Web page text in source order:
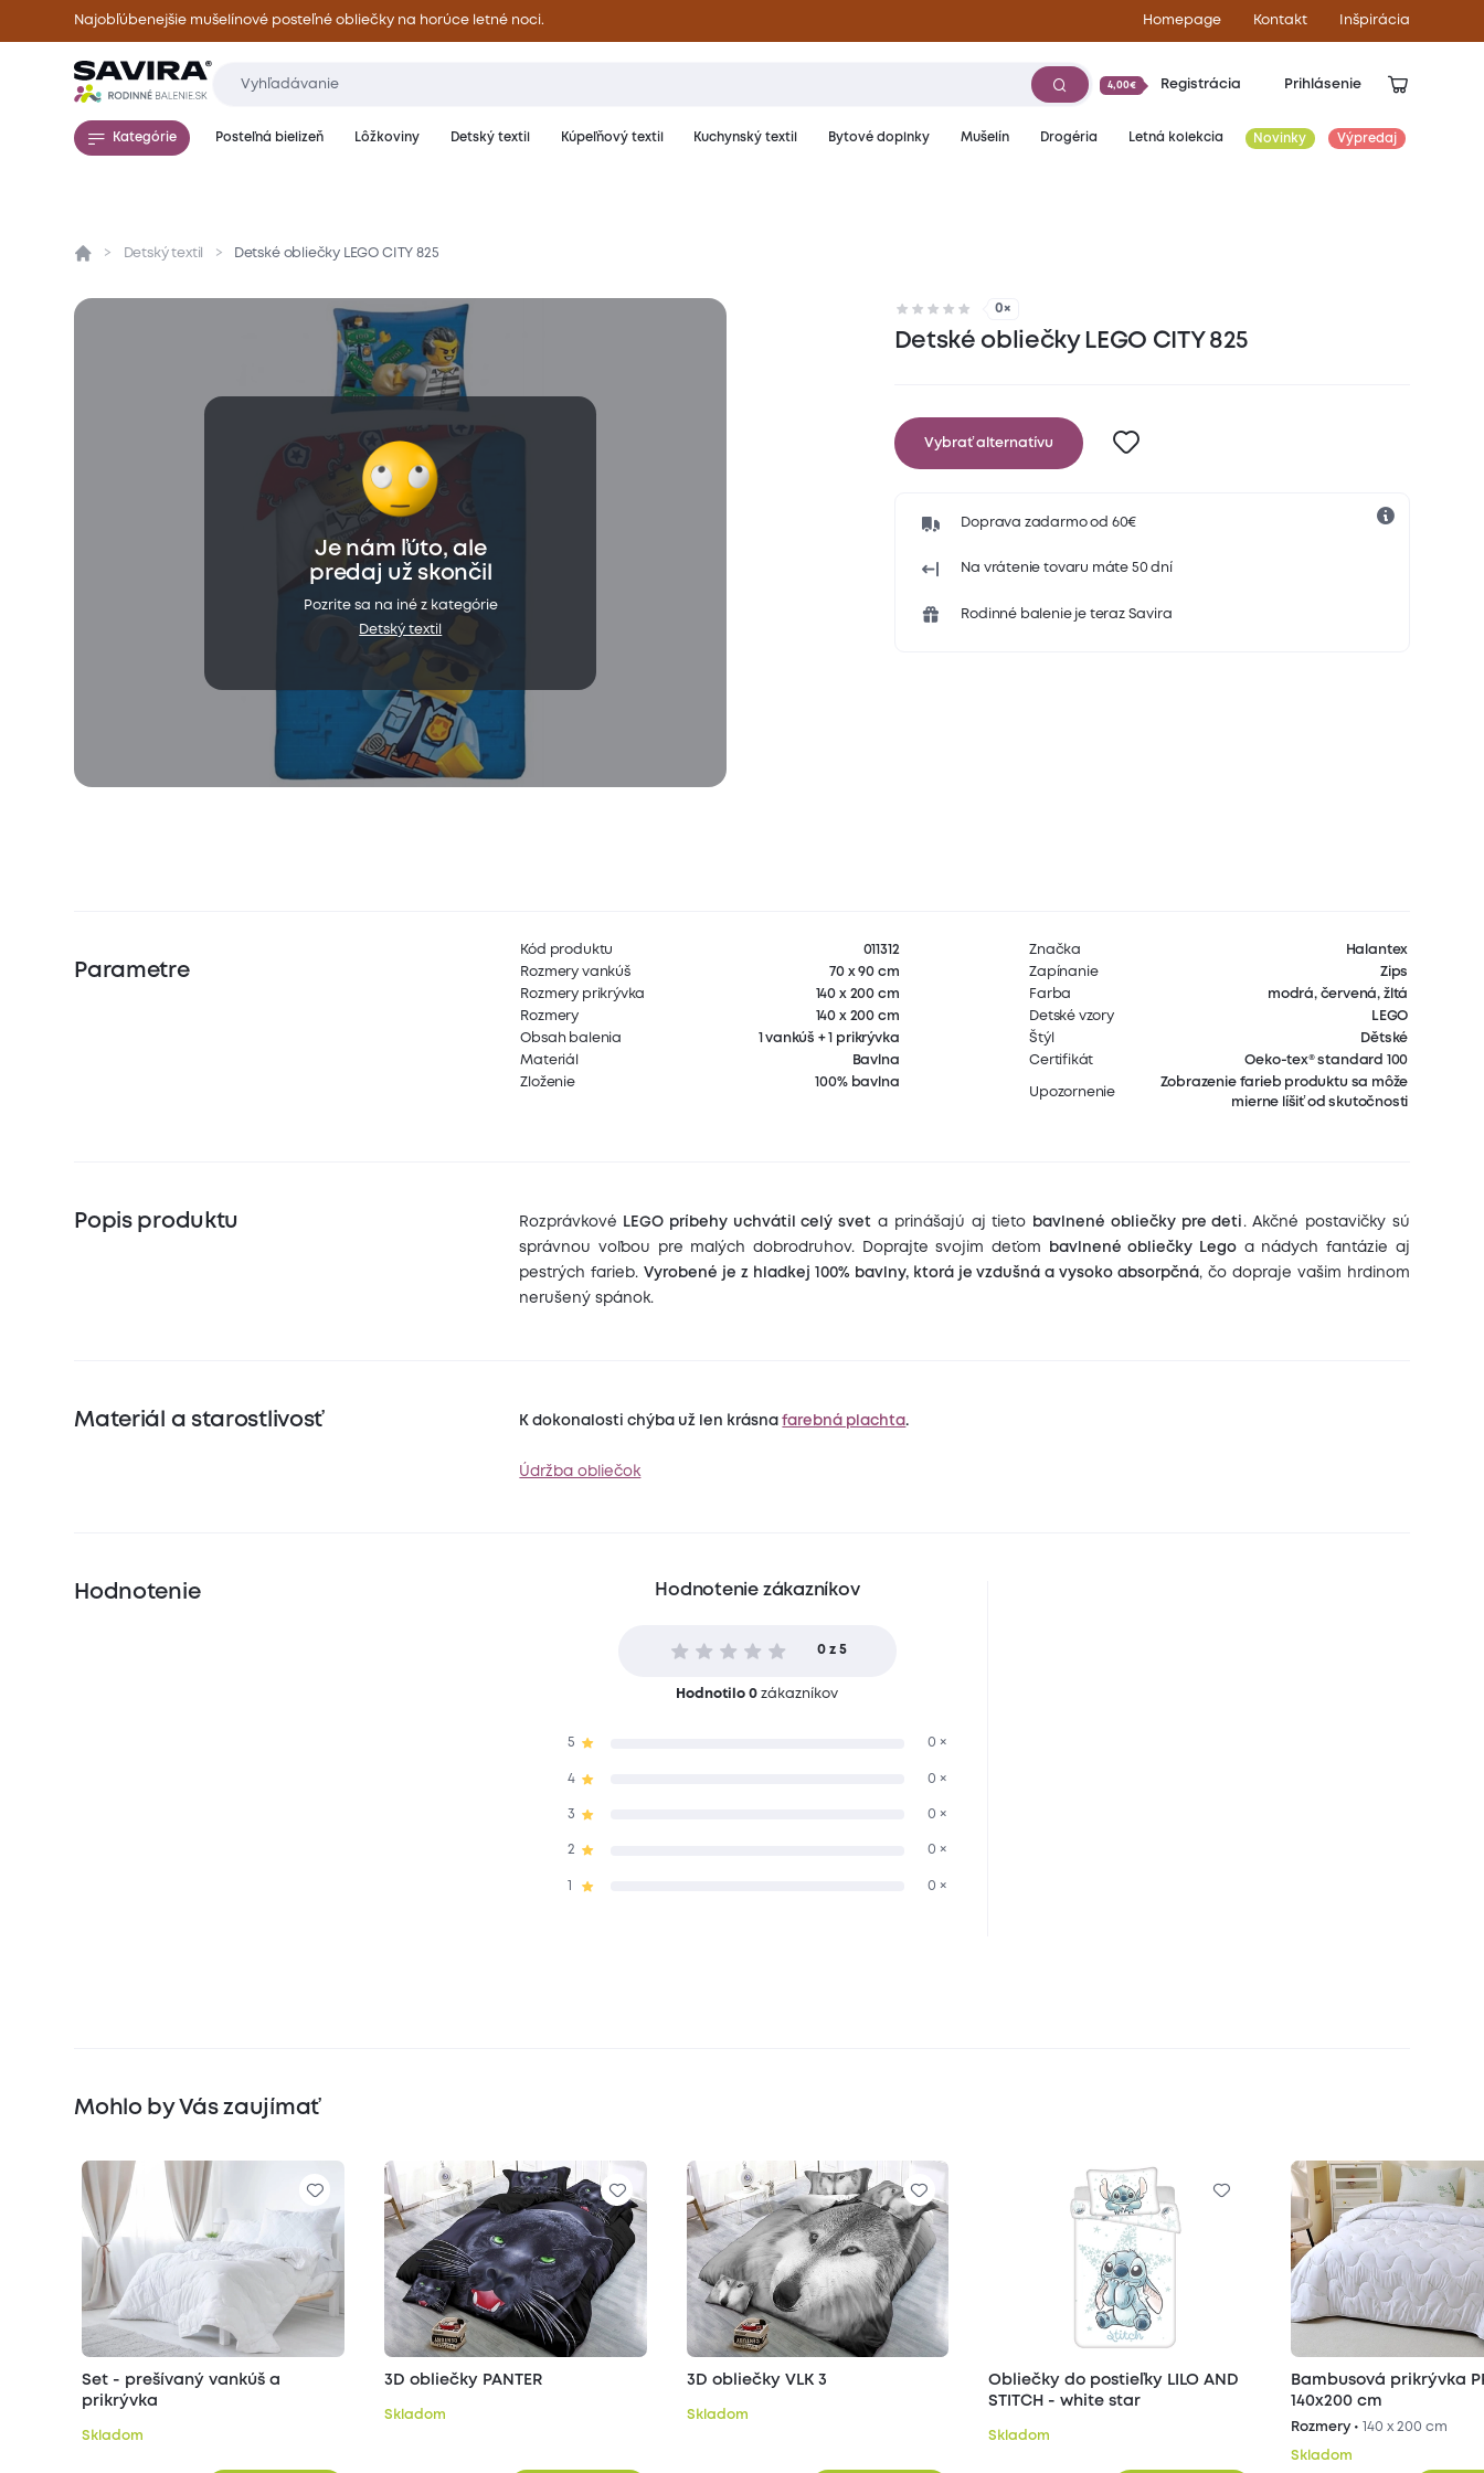
Najobľúbenejšie mušelínové posteľné obliečky na horúce letné noci. Homepage Kontakt Inšpirácia
4,00€ Registrácia Prihlásenie
Kategórie Posteľná bielizeň Lôžkoviny Detský textil Kúpeľňový textil Kuchynský textil Bytové doplnky Mušelín Drogéria Letná kolekcia Novinky Výpredaj
Prehľad Parametre Popis produktu
Detský textil Detské obliečky LEGO CITY 825
0×
Detské obliečky LEGO CITY 825
Vybrať alternatívu
Doprava zadarmo od 60€
Na vrátenie tovaru máte 50 dní
Rodinné balenie je teraz Savira
Je nám ľúto, ale
predaj už skončil
Pozrite sa na iné z kategórie
Detský textil
Parametre
Kód produktu
011312
Rozmery vankúš
70 x 90 cm
Rozmery prikrývka
140 x 200 cm
Rozmery
140 x 200 cm
Obsah balenia
1 vankúš + 1 prikrývka
Materiál
Bavlna
Zloženie
100% bavlna
Značka
Halantex
Zapínanie
Zips
Farba
modrá, červená, žltá
Detské vzory
LEGO
Štýl
Dětské
Certifikát
Oeko-tex® standard 100
Upozornenie
Zobrazenie farieb produktu sa môže
mierne líšiť od skutočnosti
Popis produktu Rozprávkové LEGO príbehy uchvátil celý svet a prinášajú aj tieto bavlnené obliečky pre deti . Akčné postavičky sú
správnou voľbou pre malých dobrodruhov. Doprajte svojim deťom
bavlnené obliečky Lego a nádych fantázie aj
pestrých farieb. Vyrobené je z hladkej 100% bavlny, ktorá je vzdušná a vysoko absorpčná , čo dopraje vašim hrdinom
nerušený spánok.
Materiál a starostlivosť K dokonalosti chýba už len krásnafarebná plachta.
Údržba obliečok
Hodnotenie Hodnotenie zákazníkov
0 z 5
Hodnotilo 0 zákazníkov
5 0 ×
4 0 ×
3 0 ×
2 0 ×
0 ×
Mohlo by Vás zaujímať
Set - prešívaný vankúš a
prikrývka
Skladom
3D obliečky PANTER
Skladom
3D obliečky VLK 3
Skladom
Obliečky do postieľky LILO AND
STITCH - white star
Skladom
Bambusová prikrývka
140x200 cm
Rozmery • 140 x 200 cm
Skladom